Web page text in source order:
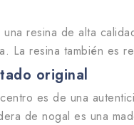
resina de alta
La resina también es
original
es de una
de nogal es una